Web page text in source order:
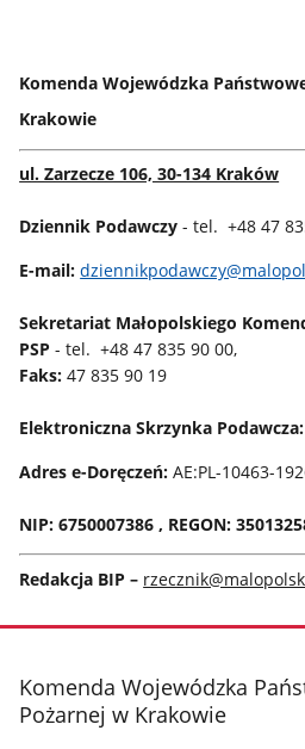
Komenda Wojewódzka
Krakowie
ul. Zarzecze 106, 30-134 Kraków
Dziennik Podawczy - tel. +48 47
E-mail:
Sekretariat Małopolskiego
PSP - tel. +48 47 835 90 00,
Faks: 47 835 90 19
Elektroniczna Skrzynka Podawcza:
Adres e-Doręczeń: AE:PL-10463-
NIP: 6750007386 , REGON:
Redakcja BIP –
stopka
Komenda Wojewódzka
Pożarnej w Krakowie